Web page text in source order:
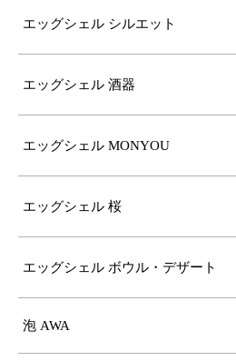
エッグシェル シルエット
エッグシェル 酒器
エッグシェル MONYOU
エッグシェル 桜
エッグシェル ボウル・デザート
泡 AWA